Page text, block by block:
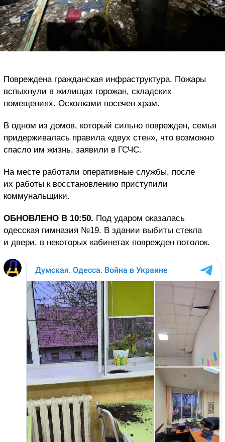
Повреждена гражданская инфраструктура. Пожары
вспыхнули в жилищах горожан, складских
помещениях. Осколками посечен храм.
В одном из домов, который сильно поврежден, семья
придерживалась правила «двух стен», что возможно
спасло им жизнь, заявили в ГСЧС.
На месте работали оперативные службы, после
их работы к восстановлению приступили
коммунальщики.
ОБНОВЛЕНО В 10:50. Под ударом оказалась
одесская гимназия №19. В здании выбиты стекла
и двери, в некоторых кабинетах поврежден потолок.